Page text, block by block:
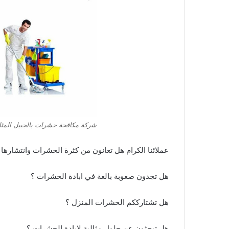
شركة مكافحة حشرات بالجبيل
عملائنا الكرام هل تعانون من كثرة الحشرات
هل تجدون صعوبة بالغة في ابادة الحشرات ؟
هل تشتارككم الحشرات المنزل ؟